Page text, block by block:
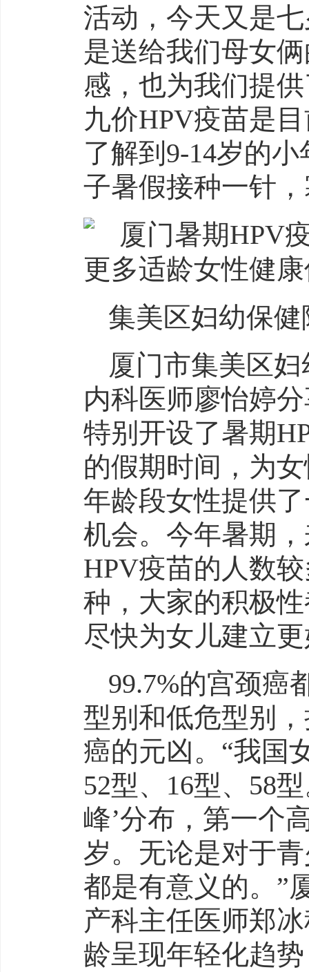
活动，今天又是
是送给我们母女
感，也为我们提
九价HPV疫苗是
了解到9-14岁的
子暑假接种一针
集美区妇幼保
厦门市集美区
内科医师廖怡婷
特别开设了暑期
的假期时间，为
年龄段女性提供
机会。今年暑期
HPV疫苗的人数
种，大家的积极
尽快为女儿建立
99.7%的宫颈癌
型别和低危型别
癌的元凶。“我国
52型、16型、58
峰’分布，第一个
岁。无论是对于
都是有意义的。”
产科主任医师郑
龄呈现年轻化趋